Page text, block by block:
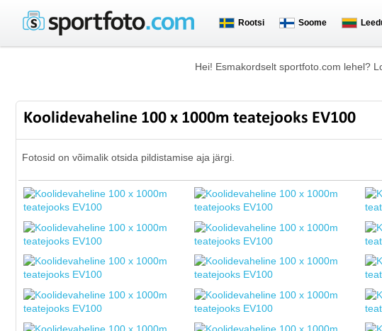
Rootsi Soome
Hei! Esmakordselt sportfoto.com lehel?
Koolidevaheline 100 x 1000m teatejooks EV100
Fotosid on võimalik otsida pildistamise aja järgi.